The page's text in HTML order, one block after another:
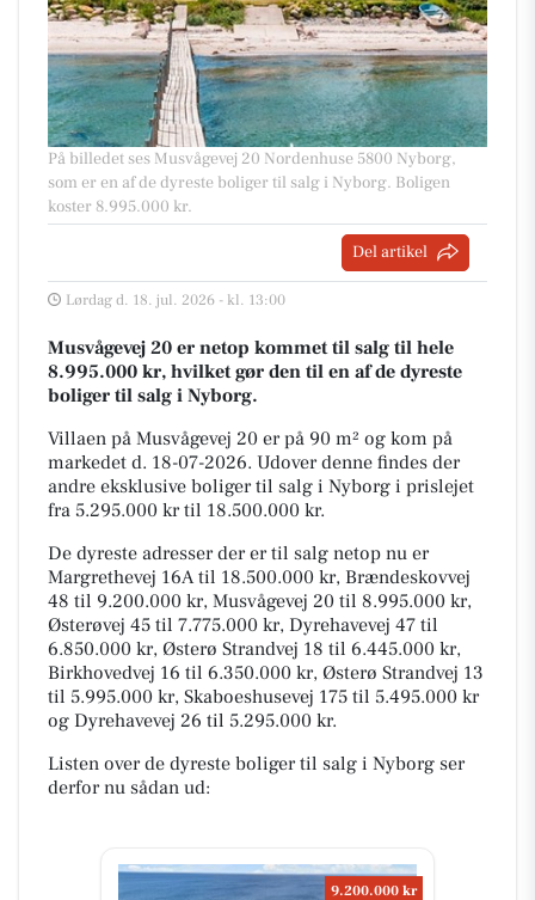
På billedet ses Musvågevej 20 Nordenhuse 5800 Nyborg,
som er en af de dyreste boliger til salg i Nyborg. Boligen
koster 8.995.000 kr.
Del artikel
Lørdag d. 18. jul. 2026 - kl. 13:00
Musvågevej 20 er netop kommet til salg til hele
8.995.000 kr, hvilket gør den til en af de dyreste
boliger til salg i Nyborg.
Villaen på Musvågevej 20 er på 90 m² og kom på
markedet d. 18-07-2026. Udover denne findes der
andre eksklusive boliger til salg i Nyborg i prislejet
fra 5.295.000 kr til 18.500.000 kr.
De dyreste adresser der er til salg netop nu er
Margrethevej 16A til 18.500.000 kr, Brændeskovvej
48 til 9.200.000 kr, Musvågevej 20 til 8.995.000 kr,
Østerøvej 45 til 7.775.000 kr, Dyrehavevej 47 til
6.850.000 kr, Østerø Strandvej 18 til 6.445.000 kr,
Birkhovedvej 16 til 6.350.000 kr, Østerø Strandvej 13
til 5.995.000 kr, Skaboeshusevej 175 til 5.495.000 kr
og Dyrehavevej 26 til 5.295.000 kr.
Listen over de dyreste boliger til salg i Nyborg ser
derfor nu sådan ud:
9.200.000 kr